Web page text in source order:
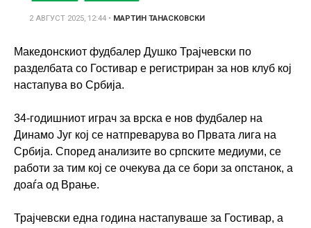
2 АВГУСТ 2025, 12:44 • МАРТИН ТАНАСКОВСКИ
Македонскиот фудбалер Душко Трајчевски по
разделбата со Гостивар е регистриран за нов клуб кој
настапува во Србија.
34-годишниот играч за врска е нов фудбалер на
Динамо Југ кој се натпреварува во Првата лига на
Србија. Според анализите во српските медиуми, се
работи за тим кој се очекува да се бори за опстанок, а
доаѓа од Врање.
Трајчевски една година настапуваше за Гостивар, а